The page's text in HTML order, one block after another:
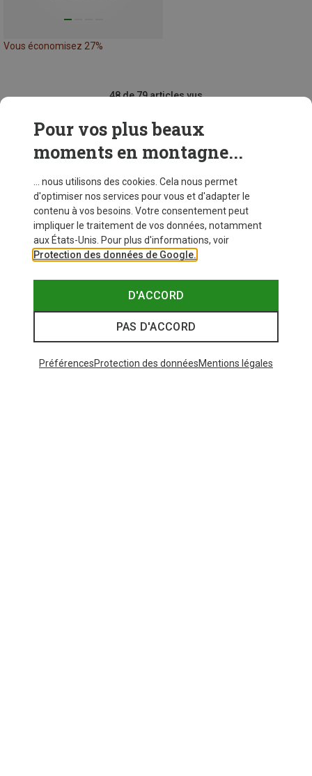
Vous économisez 27%
VOIR PLUS D'ARTICLES
48 de 79 articles vus
Similaires à ceux vus récemment
Pour vos plus beaux
moments en montagne...
... nous utilisons des cookies. Cela nous permet
d'optimiser nos services pour vous et d'adapter le
contenu à vos besoins. Votre consentement peut
impliquer le traitement de vos données, notamment
aux États-Unis. Pour plus d'informations, voir
Protection des données de Google.
D'ACCORD
PAS D'ACCORD
PréférencesProtection des donnéesMentions légales